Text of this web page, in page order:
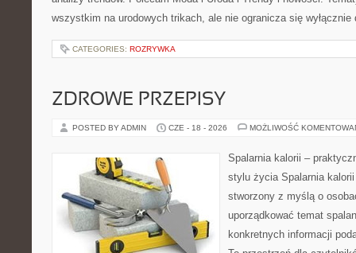
wszystkim na urodowych trikach, ale nie ogranicza się
CATEGORIES: ROZRYWKA
ZDROWE PRZEPISY
POSTED BY ADMIN CZE - 18 - 2026 MOŻLIWOŚĆ
Spalarnia kalorii –
stylu życia Spalarnia
stworzony z myślą o
uporządkować temat
konkretnych informacji